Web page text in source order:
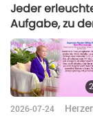
Jeder
Aufgabe, zu
2026-07-24